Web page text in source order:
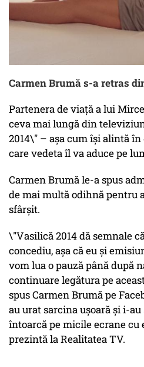
Carmen Brumă s-a retras
Partenera de viață a lui
ceva mai lungă din
2014\" – așa cum își alintă
care vedeta îl va aduce pe
Carmen Brumă le-a spus
de mai multă odihnă pentru
sfârșit.
\"Vasilică 2014 dă semnale
concediu, așa că eu și
vom lua o pauză până după
continuare legătura pe
spus Carmen Brumă pe
au urat sarcina ușoară și i-au
întoarcă pe micile ecrane cu
prezintă la Realitatea TV.